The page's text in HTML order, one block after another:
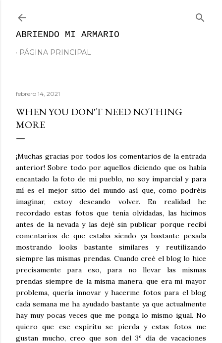
ABRIENDO MI ARMARIO
PÁGINA PRINCIPAL
febrero 14, 2021
WHEN YOU DON'T NEED NOTHING
MORE
¡Muchas gracias por todos los comentarios de la entrada
anterior! Sobre todo por aquellos diciendo que os había
encantado la foto de mi pueblo, no soy imparcial y para
mí es el mejor sitio del mundo así que, como podréis
imaginar, estoy deseando volver. En realidad he
recordado estas fotos que tenía olvidadas, las hicimos
antes de la nevada y las dejé sin publicar porque recibí
comentarios de que estaba siendo ya bastante pesada
mostrando looks bastante similares y reutilizando
siempre las mismas prendas. Cuando creé el blog lo hice
precisamente para eso, para no llevar las mismas
prendas siempre de la misma manera, que era mi mayor
problema, quería innovar y hacerme fotos para el blog
cada semana me ha ayudado bastante ya que actualmente
hay muy pocas veces que me ponga lo mismo igual. No
quiero que ese espíritu se pierda y estas fotos me
gustan mucho, creo que son del 3º día de vacaciones